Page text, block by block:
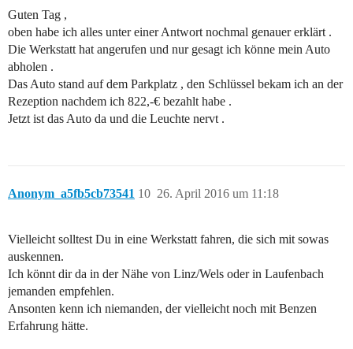
Guten Tag ,
oben habe ich alles unter einer Antwort nochmal genauer erklärt .
Die Werkstatt hat angerufen und nur gesagt ich könne mein Auto
abholen .
Das Auto stand auf dem Parkplatz , den Schlüssel bekam ich an der
Rezeption nachdem ich 822,-€ bezahlt habe .
Jetzt ist das Auto da und die Leuchte nervt .
Anonym_a5fb5cb73541 26. April 2016 um 11:18
10
Vielleicht solltest Du in eine Werkstatt fahren, die sich mit sowas
auskennen.
Ich könnt dir da in der Nähe von Linz/Wels oder in Laufenbach
jemanden empfehlen.
Ansonten kenn ich niemanden, der vielleicht noch mit Benzen
Erfahrung hätte.